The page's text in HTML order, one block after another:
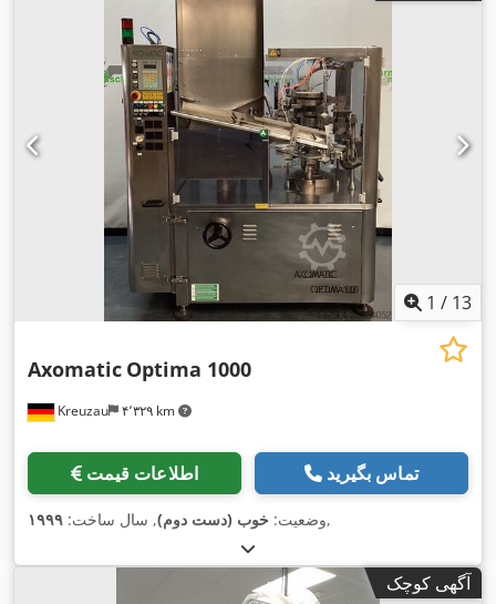
1 / 13
Kreuzau ۴٬۳۲۹ km
Axomatic Optima 1000
اطلاعات قیمت تماس بگیرید
وضعیت: خوب (دست دوم), سال ساخت: ۱۹۹۹ ,
آگهی کوچک